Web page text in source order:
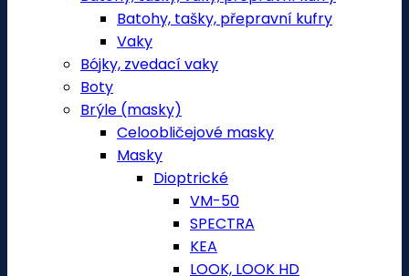
Batohy, tašky, přepravní kufry
Vaky
Bójky, zvedací vaky
Boty
Brýle (masky)
Celoobličejové masky
Masky
Dioptrické
VM-50
SPECTRA
KEA
LOOK, LOOK HD